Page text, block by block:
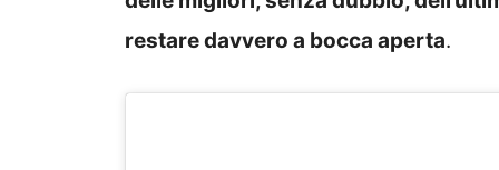
restare davvero a bocca aperta.